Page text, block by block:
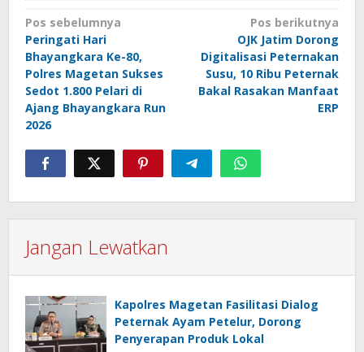
Navigasi
pos
Pos sebelumnya
Peringati Hari
Bhayangkara Ke-80,
Polres Magetan Sukses
Sedot 1.800 Pelari di
Ajang Bhayangkara Run
2026
Pos berikutnya
OJK Jatim Dorong
Digitalisasi Peternakan
Susu, 10 Ribu Peternak
Bakal Rasakan Manfaat
ERP
Jangan Lewatkan
Kapolres Magetan Fasilitasi Dialog
Peternak Ayam Petelur, Dorong
Penyerapan Produk Lokal